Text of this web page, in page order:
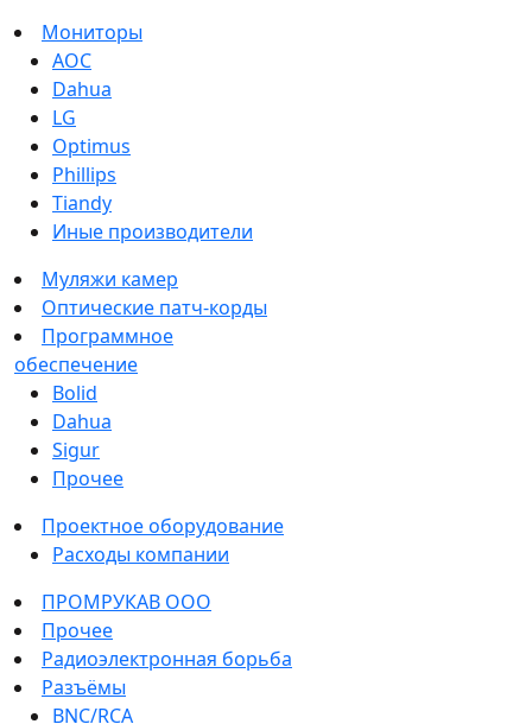
Мониторы
AOC
Dahua
LG
Optimus
Phillips
Tiandy
Иные производители
Муляжи камер
Оптические патч-корды
Программное
обеспечение
Bolid
Dahua
Sigur
Прочее
Проектное оборудование
Расходы компании
ПРОМРУКАВ ООО
Прочее
Радиоэлектронная борьба
Разъёмы
BNC/RCA